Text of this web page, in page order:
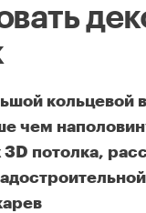
кольцевой
чем
3D потолка,